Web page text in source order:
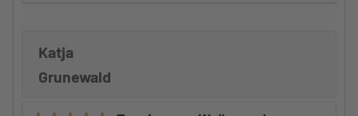
Top.
Gute Informationen, sowohl vor als auch nach dem
Katja
Grunewald